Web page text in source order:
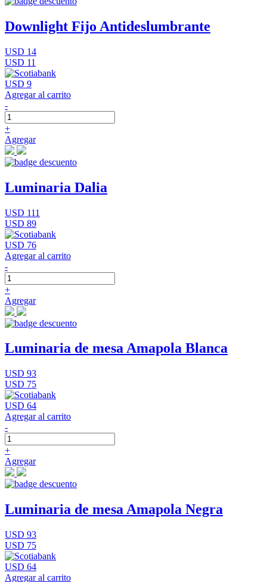
Downlight Fijo Antideslumbrante
USD 14
USD 11
USD 9
Agregar al carrito
-
+
Agregar
Luminaria Dalia
USD 111
USD 89
USD 76
Agregar al carrito
-
+
Agregar
Luminaria de mesa Amapola Blanca
USD 93
USD 75
USD 64
Agregar al carrito
-
+
Agregar
Luminaria de mesa Amapola Negra
USD 93
USD 75
USD 64
Agregar al carrito